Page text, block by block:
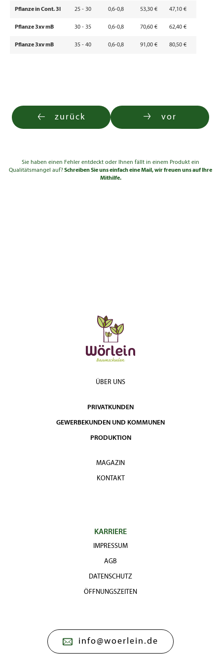
Pflanze in Cont. 3l 25 - 30 0,6-0,8 53,30 € 47,10 €
Pflanze 3xv mB 30 - 35 0,6-0,8 70,60 € 62,40 €
Pflanze 3xv mB 35 - 40 0,6-0,8 91,00 € 80,50 €
zurück vor
Sie haben einen Fehler entdeckt oder Ihnen fällt in einem Produkt ein
Qualitätsmangel auf?Schreiben Sie uns einfach eine Mail, wir freuen uns auf Ihre
Mithilfe.
ÜBER UNS
PRIVATKUNDEN
GEWERBEKUNDEN UND KOMMUNEN
PRODUKTION
MAGAZIN
KONTAKT
KARRIERE
IMPRESSUM
AGB
DATENSCHUTZ
ÖFFNUNGSZEITEN
info@woerlein.de